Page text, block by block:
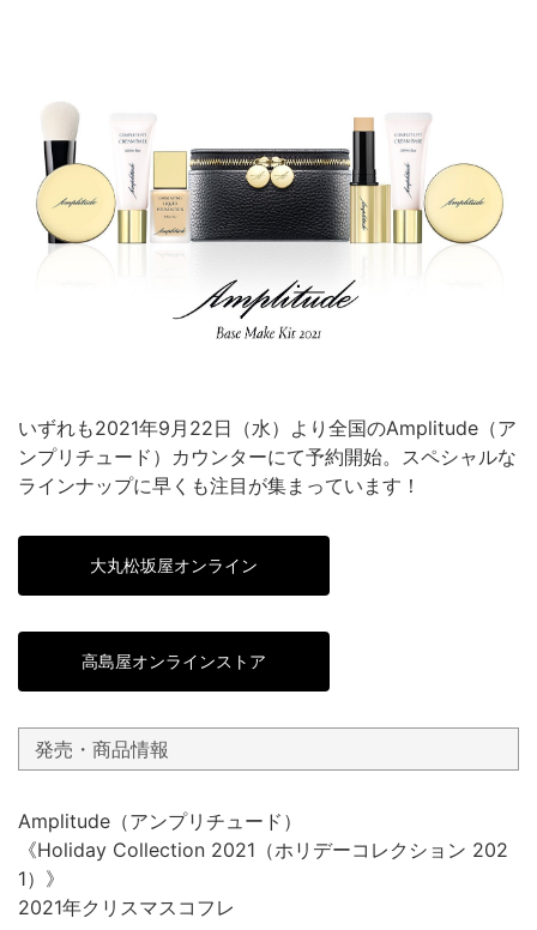
いずれも2021年9月22日（水）より全国のAmplitude（ア
ンプリチュード）カウンターにて予約開始。スペシャルな
ラインナップに早くも注目が集まっています！
大丸松坂屋オンライン
高島屋オンラインストア
発売・商品情報
Amplitude（アンプリチュード）
《Holiday Collection 2021（ホリデーコレクション 202
1）》
2021年クリスマスコフレ